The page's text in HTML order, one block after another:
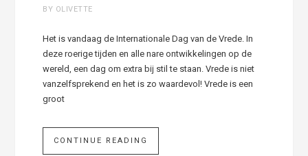
BY OLIVETTE
Het is vandaag de Internationale Dag van de Vrede. In
deze roerige tijden en alle nare ontwikkelingen op de
wereld, een dag om extra bij stil te staan. Vrede is niet
vanzelfsprekend en het is zo waardevol! Vrede is een
groot
CONTINUE READING